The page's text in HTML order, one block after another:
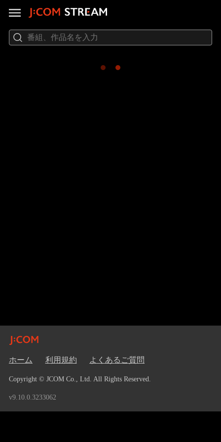
ホーム 利用規約 よくあるご質問
Copyright © JCOM Co., Ltd. All Rights Reserved.
v9.10.0.3233062